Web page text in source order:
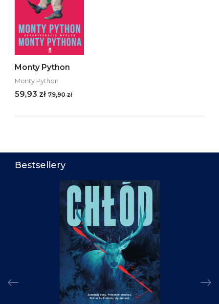
Monty Python
Monty Python
59,93 zł 79,90 zł
Bestsellery